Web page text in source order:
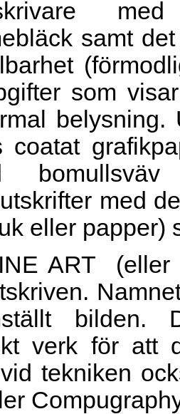
samt
som
belysning.
coatat
med
eller papper)
ART (eller
verk för att
tekniken